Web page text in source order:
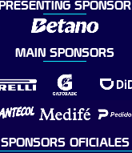
PRESENTING SPONSOR
MAIN SPONSORS
SPONSORS OFICIALES